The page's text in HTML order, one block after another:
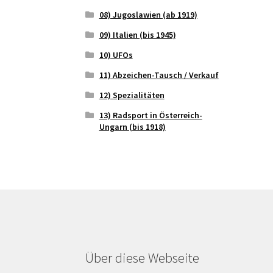
08) Jugoslawien (ab 1919)
09) Italien (bis 1945)
10) UFOs
11) Abzeichen-Tausch / Verkauf
12) Spezialitäten
13) Radsport in Österreich-
Ungarn (bis 1918)
Über diese Webseite